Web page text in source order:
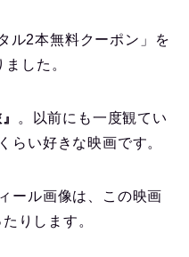
ル2本無料クーポン」を
した。
。以前にも一度観てい
らい好きな映画です。
ール画像は、この映画
りします。